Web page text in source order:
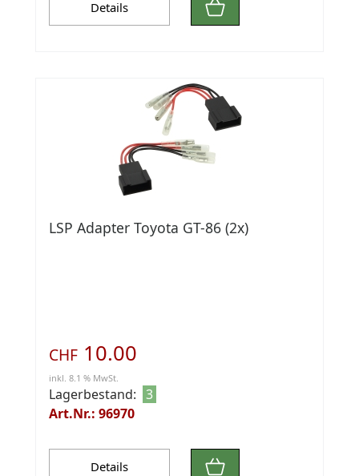
Details
LSP Adapter Toyota GT-86 (2x)
CHF 10.00
inkl. 8.1 % MwSt.
Lagerbestand: 3
Art.Nr.: 96970
Details